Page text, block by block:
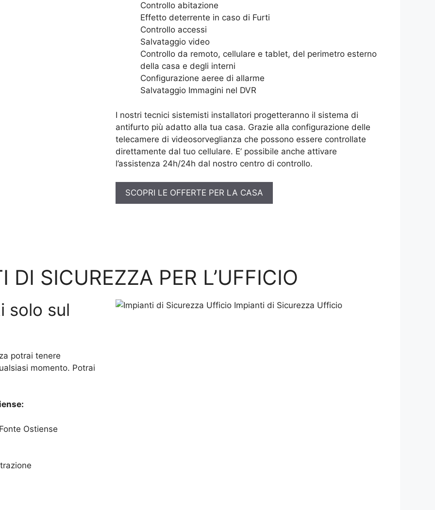
Controllo abitazione
Effetto deterrente in caso di Furti
Controllo accessi
Salvataggio video
Controllo da remoto, cellulare e tablet, del perimetro esterno
della casa e degli interni
Configurazione aeree di allarme
Salvataggio Immagini nel DVR
I nostri tecnici sistemisti installatori progetteranno il sistema di
antifurto più adatto alla tua casa. Grazie alla configurazione delle
telecamere di videosorveglianza che possono essere controllate
direttamente dal tuo cellulare. E’ possibile anche attivare
l’assistenza 24h/24h dal nostro centro di controllo.
SCOPRI LE OFFERTE PER LA CASA
DI SICUREZZA PER L’UFFICIO
solo sul
potrai tenere
momento. Potrai
Ostiense
Impianti di Sicurezza Ufficio